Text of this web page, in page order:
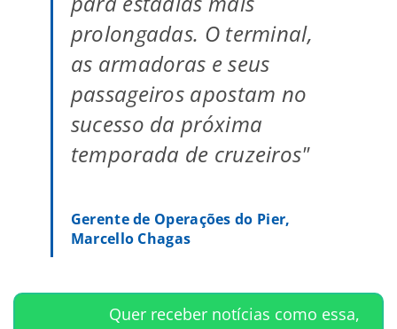
prolongadas. O terminal,
as armadoras e seus
passageiros apostam no
sucesso da próxima
temporada de cruzeiros"
Gerente de Operações do Pier,
Marcello Chagas
Quer receber notícias como essa,